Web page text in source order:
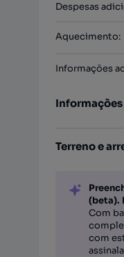
Despesas
Aquecimento:
Informações
Terreno e
(beta).
Com
com